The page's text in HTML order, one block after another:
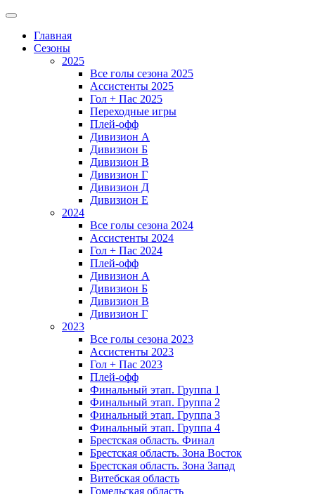
Главная
Сезоны
2025
Все голы сезона 2025
Ассистенты 2025
Гол + Пас 2025
Переходные игры
Плей-офф
Дивизион A
Дивизион Б
Дивизион В
Дивизион Г
Дивизион Д
Дивизион Е
2024
Все голы сезона 2024
Ассистенты 2024
Гол + Пас 2024
Плей-офф
Дивизион A
Дивизион Б
Дивизион В
Дивизион Г
2023
Все голы сезона 2023
Ассистенты 2023
Гол + Пас 2023
Плей-офф
Финальный этап. Группа 1
Финальный этап. Группа 2
Финальный этап. Группа 3
Финальный этап. Группа 4
Брестская область. Финал
Брестская область. Зона Восток
Брестская область. Зона Запад
Витебская область
Гомельская область